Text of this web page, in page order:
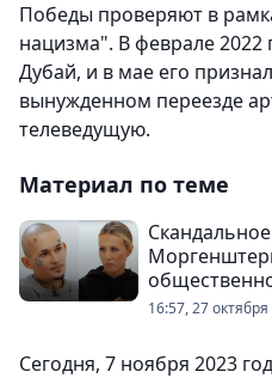
Победы проверяют в
нацизма". В феврале 2022
Дубай, и в мае его
вынужденном переезде
телеведущую.
Материал по теме
16:57, 27 октября
Сегодня, 7 ноября 2023